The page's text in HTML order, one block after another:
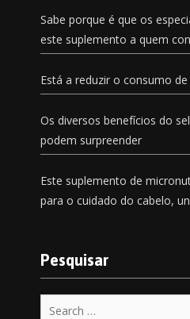
Sabe porque é que os
este suplemento a quem
Está a reduzir o consumo de
Os diversos benefícios do
podem surpreender
Este suplemento de
para o cuidado do cabelo,
Pesquisar